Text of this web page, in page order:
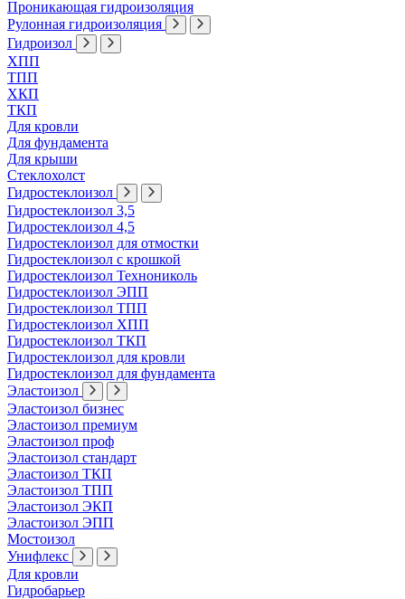
Проникающая гидроизоляция
Рулонная гидроизоляция
Гидроизол
ХПП
ТПП
ХКП
ТКП
Для кровли
Для фундамента
Для крыши
Стеклохолст
Гидростеклоизол
Гидростеклоизол 3,5
Гидростеклоизол 4,5
Гидростеклоизол для отмостки
Гидростеклоизол с крошкой
Гидростеклоизол Технониколь
Гидростеклоизол ЭПП
Гидростеклоизол ТПП
Гидростеклоизол ХПП
Гидростеклоизол ТКП
Гидростеклоизол для кровли
Гидростеклоизол для фундамента
Эластоизол
Эластоизол бизнес
Эластоизол премиум
Эластоизол проф
Эластоизол стандарт
Эластоизол ТКП
Эластоизол ТПП
Эластоизол ЭКП
Эластоизол ЭПП
Мостоизол
Унифлекс
Для кровли
Гидробарьер